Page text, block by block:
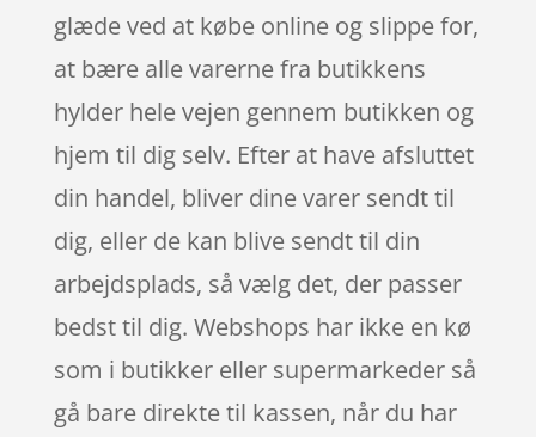
glæde ved at købe online og slippe for,
at bære alle varerne fra butikkens
hylder hele vejen gennem butikken og
hjem til dig selv. Efter at have afsluttet
din handel, bliver dine varer sendt til
dig, eller de kan blive sendt til din
arbejdsplads, så vælg det, der passer
bedst til dig. Webshops har ikke en kø
som i butikker eller supermarkeder så
gå bare direkte til kassen, når du har